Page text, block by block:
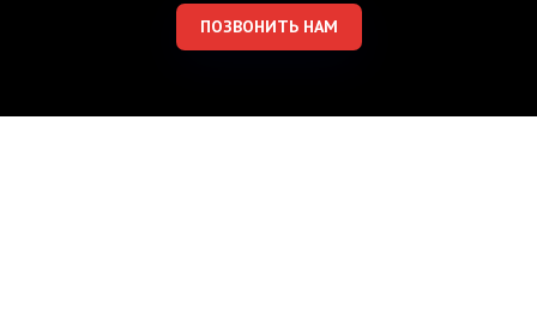
ПОЗВОНИТЬ НАМ